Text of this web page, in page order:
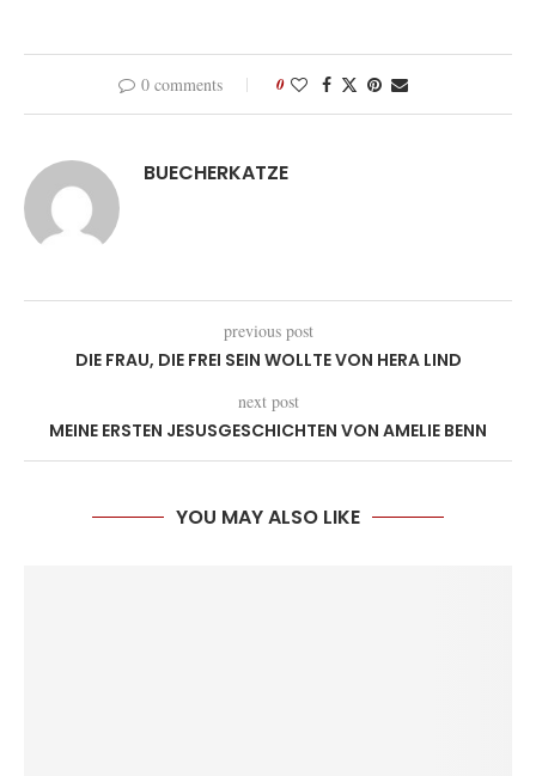
0 comments 0
BUECHERKATZE
previous post
DIE FRAU, DIE FREI SEIN WOLLTE VON HERA LIND
next post
MEINE ERSTEN JESUSGESCHICHTEN VON AMELIE BENN
YOU MAY ALSO LIKE